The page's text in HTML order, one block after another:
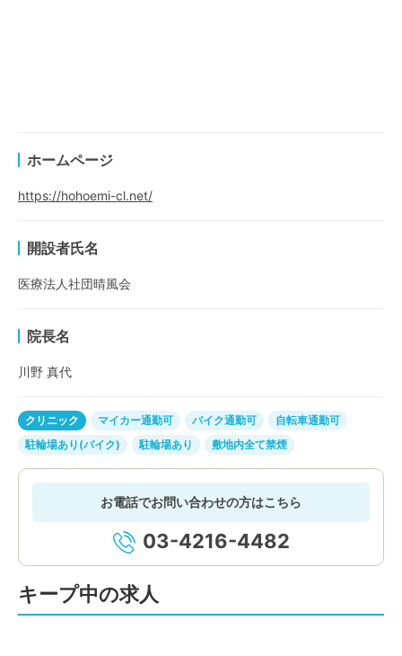
ホームページ
https://hohoemi-cl.net/
開設者氏名
医療法人社団晴風会
院長名
川野 真代
クリニック マイカー通勤可 バイク通勤可
自転車通勤可
駐輪場あり(バイク)
駐輪場あり 敷地内全て禁煙
お電話でお問い合わせの方はこちら
03-4216-4482
キープ中の求人